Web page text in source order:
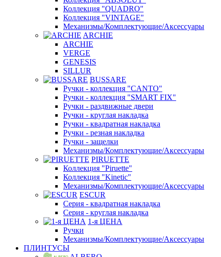
Коллекция "QUADRO"
Коллекция "VINTAGE"
Механизмы/Комплектующие/Аксессуары
ARCHIE
ARCHIE
VERGE
GENESIS
SILLUR
BUSSARE
Ручки - коллекция "CANTO"
Ручки - коллекция "SMART FIX"
Ручки - раздвижные двери
Ручки - круглая накладка
Ручки - квадратная накладка
Ручки - резная накладка
Ручки - защелки
Механизмы/Комплектующие/Аксессуары
PIRUETTE
Коллекция "Piruette"
Коллекция "Kinetic"
Механизмы/Комплектующие/Аксессуары
ESCUR
Серия - квадратная накладка
Серия - круглая накладка
1-я ЦЕНА
Ручки
Механизмы/Комплектующие/Аксессуары
ПЛИНТУСЫ